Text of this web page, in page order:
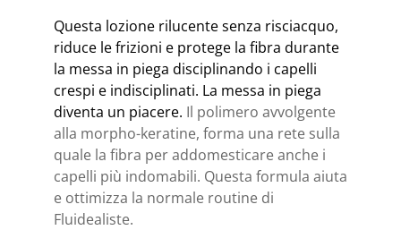
Questa lozione rilucente senza risciacquo,
riduce le frizioni e protege la fibra durante
la messa in piega disciplinando i capelli
crespi e indisciplinati. La messa in piega
diventa un piacere. Il polimero avvolgente
alla morpho-keratine, forma una rete sulla
quale la fibra per addomesticare anche i
capelli più indomabili. Questa formula aiuta
e ottimizza la normale routine di
Fluidealiste.